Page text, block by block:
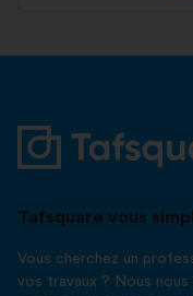
Tafsquare vous
Vous cherchez un
vos travaux ? Nous